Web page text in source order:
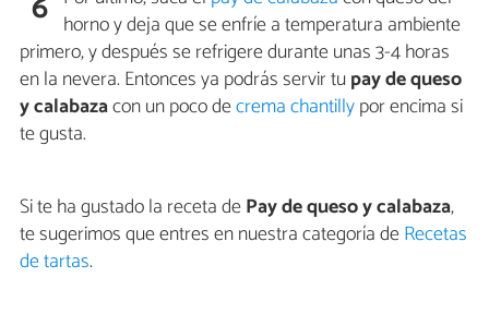
horno y deja que se enfríe a temperatura ambiente
primero, y después se refrigere durante unas 3-4 horas
en la nevera. Entonces ya podrás servir tupay de queso
y calabazacon un poco decrema chantillypor encima si
te gusta.
Si te ha gustado la receta dePay de queso y calabaza,
te sugerimos que entres en nuestra categoría deRecetas
de tartas.